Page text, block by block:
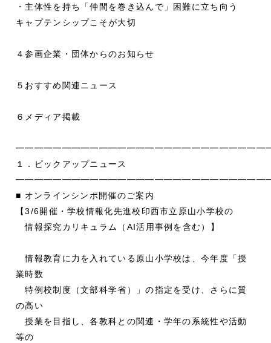
・主体性を持ち「仲間を巻き込んで」困難に立ち向う
キャプテンシップこそが大切
４参画企業・団体からのお知らせ
５おすすめ関連ニュース
６メディア掲載
１．ピックアップニュース
■ オンラインシンポ開催のご案内
【3/6開催・学校情報化先進校印西市立原山小学校の
情報探究カリキュラム（AI活用事例を含む）】
情報教育に力を入れている原山小学校は、今年度「授
業時数
特例校制度（文部科学省）」の指定を受け、さらに質
の高い
授業を目指し、各教科との関連・学年の系統性や活動
等の